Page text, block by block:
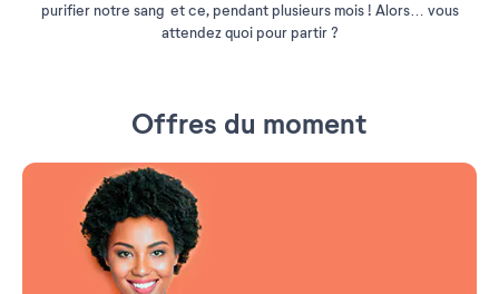
purifier notre sang et ce, pendant plusieurs mois ! Alors… vous
attendez quoi pour partir ?
Offres du moment